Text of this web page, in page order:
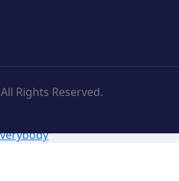
Rights Reserved.